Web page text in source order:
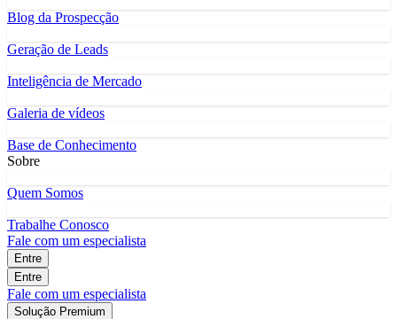
Blog da Prospecção
Geração de Leads
Inteligência de Mercado
Galeria de vídeos
Base de Conhecimento
Sobre
Quem Somos
Trabalhe Conosco
Fale com um especialista
Entre
Entre
Fale com um especialista
Solução Premium